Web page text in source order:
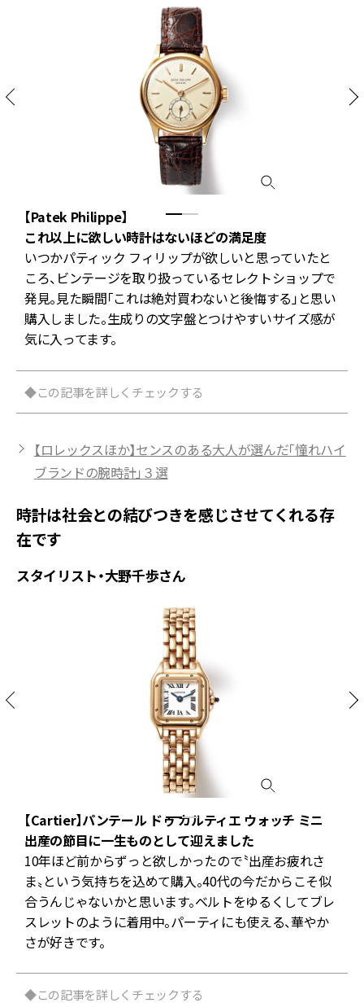
【Patek Philippe】
これ以上に欲しい時計はないほどの満足度
いつかパティック フィリップが欲しいと思っていたと
ころ、ビンテージを取り扱っているセレクトショップで
発見。見た瞬間「これは絶対買わないと後悔する」と思い
購入しました。生成りの文字盤とつけやすいサイズ感が
気に入ってます。
◆この記事を詳しくチェックする
【ロレックスほか】センスのある大人が選んだ「憧れハイ
ブランドの腕時計」３選
時計は社会との結びつきを感じさせてくれる存
在です
スタイリスト・大野千歩さん
【Cartier】パンテール ドゥ カルティエ ウォッチ ミニ
出産の節目に一生ものとして迎えました
10年ほど前からずっと欲しかったので〝出産お疲れさ
ま〟という気持ちを込めて購入。40代の今だからこそ似
合うんじゃないかと思います。ベルトをゆるくしてブレ
スレットのように着用中。パーティにも使える、華やか
さが好きです。
◆この記事を詳しくチェックする